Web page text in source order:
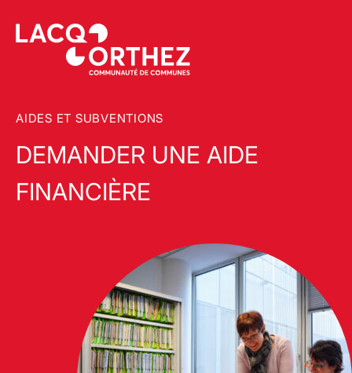
AIDES ET SUBVENTIONS
DEMANDER UNE AIDE
FINANCIÈRE